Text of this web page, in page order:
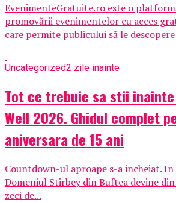
EvenimenteGratuite.ro este o
promovării evenimentelor cu acces
care permite publicului să le
Uncategorized2 zile inainte
Tot ce trebuie sa stii
Well 2026. Ghidul complet
aniversara de 15 ani
Countdown-ul aproape s-a incheiat. In
Domeniul Stirbey din Buftea devine
zeci de...